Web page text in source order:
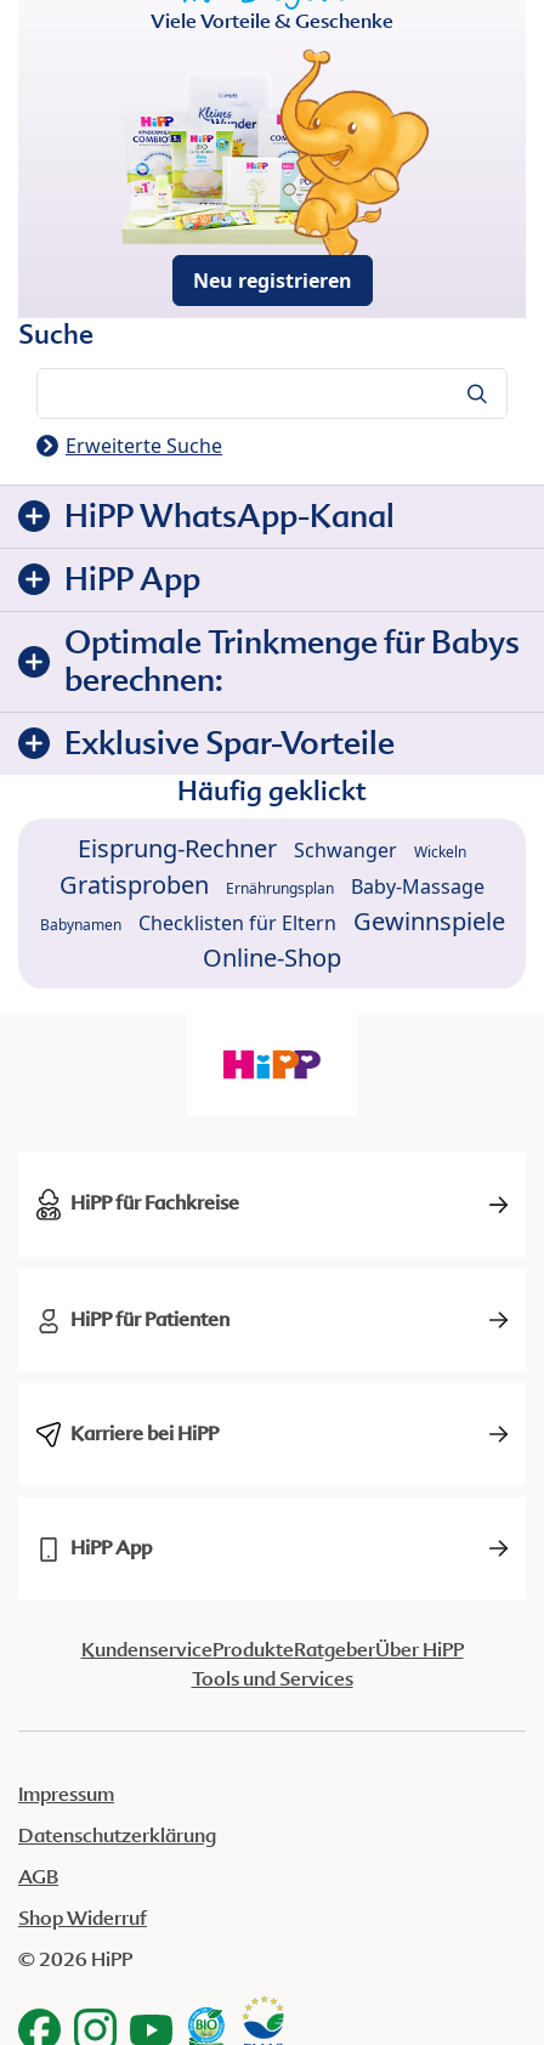
Viele Vorteile & Geschenke
Neu registrieren
Suche
Erweiterte Suche
HiPP WhatsApp-Kanal
HiPP App
Optimale Trinkmenge für Babys
berechnen:
Exklusive Spar-Vorteile
Häufig geklickt
Eisprung-Rechner Schwanger Wickeln
Gratisproben Ernährungsplan Baby-Massage
Babynamen Checklisten für Eltern
Gewinnspiele
Online-Shop
HiPP für Fachkreise
HiPP für Patienten
Karriere bei HiPP
HiPP App
KundenserviceProdukteRatgeberÜber HiPP
Tools und Services
Impressum
Datenschutzerklärung
AGB
Shop Widerruf
© 2026 HiPP